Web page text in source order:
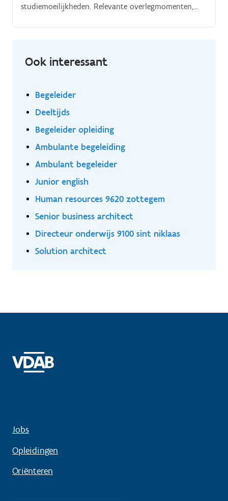
studiemoeilijkheden. Relevante overlegmomenten,
afstemming:.
Ook interessant
Begeleider
Deeltijds
Begeleider opleiding
Ambulante begeleiding
Ambulant begeleider
Junior english
Human resources 9620 zottegem
Senior business architect
Directeur onderwijs 9100 sint niklaas
Solution architect
Jobs
Opleidingen
Oriënteren